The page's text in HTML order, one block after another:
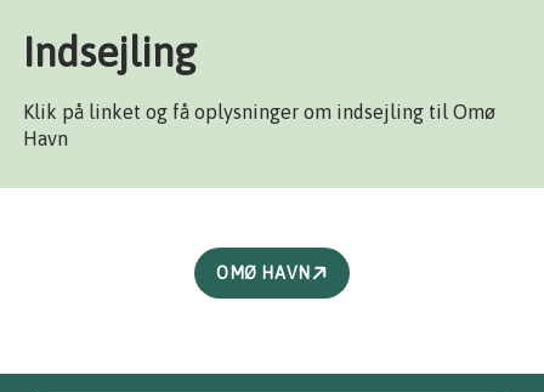
Indsejling
Klik på linket og få oplysninger om indsejling til Omø
Havn
OMØ HAVN